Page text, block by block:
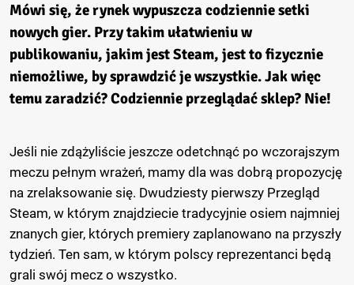
Mówi się, że rynek wypuszcza codziennie setki
nowych gier. Przy takim ułatwieniu w
publikowaniu, jakim jest Steam, jest to fizycznie
niemożliwe, by sprawdzić je wszystkie. Jak więc
temu zaradzić? Codziennie przeglądać sklep? Nie!
Jeśli nie zdążyliście jeszcze odetchnąć po wczorajszym
meczu pełnym wrażeń, mamy dla was dobrą propozycję
na zrelaksowanie się. Dwudziesty pierwszy Przegląd
Steam, w którym znajdziecie tradycyjnie osiem najmniej
znanych gier, których premiery zaplanowano na przyszły
tydzień. Ten sam, w którym polscy reprezentanci będą
grali swój mecz o wszystko.